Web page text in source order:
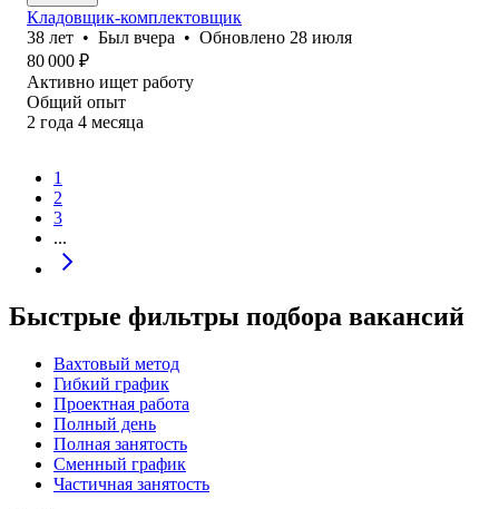
Кладовщик-комплектовщик
38 лет • Был вчера • Обновлено 28 июля
80 000 ₽
Активно ищет работу
Общий опыт
2 года 4 месяца
1
2
3
...
Быстрые фильтры подбора вакансий
Вахтовый метод
Гибкий график
Проектная работа
Полный день
Полная занятость
Сменный график
Частичная занятость